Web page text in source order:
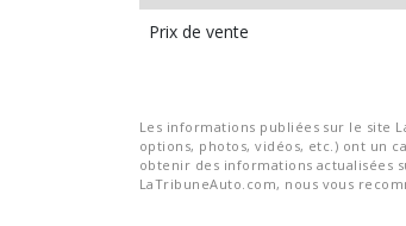
Prix de vente
Les informations publiées sur le site
options, photos, vidéos, etc.) ont un
obtenir des informations actualisées
LaTribuneAuto.com, nous vous